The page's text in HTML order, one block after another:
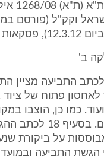
פסקאות
וקק"ל (פורסם
38-40).
ב'
בסעיפים 12-14 לכתב התביעה
פתוח של ציוד
כמו כן, הוצבו
קרוואנים ומחסנים.
מבוססות על ביקורת
הגשת התביעה